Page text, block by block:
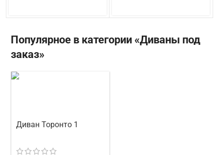
Популярное в категории «Диваны под
заказ»
Диван Торонто 1
бежевый